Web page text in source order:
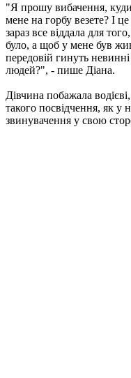
"Я прошу вибачення,
мене на горбу везете? І
зараз все віддала для
було, а щоб у мене був
передовій гинуть
людей?", - пише Діана.
Дівчина побажала
такого посвідчення, як у
звинувачення у свою